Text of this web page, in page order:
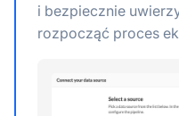
i bezpiecznie
rozpocząć proces